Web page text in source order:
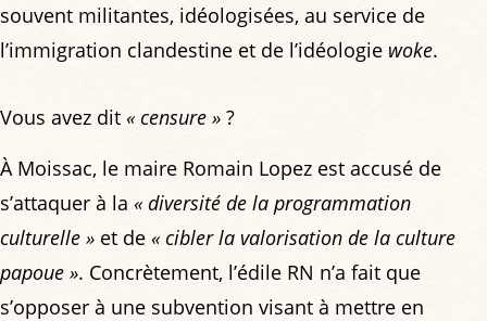
souvent militantes, idéologisées, au service de
l’immigration clandestine et de l’idéologie woke.
Vous avez dit « censure » ?
À Moissac, le maire Romain Lopez est accusé de
s’attaquer à la « diversité de la programmation
culturelle » et de « cibler la valorisation de la culture
papoue ». Concrètement, l’édile RN n’a fait que
s’opposer à une subvention visant à mettre en